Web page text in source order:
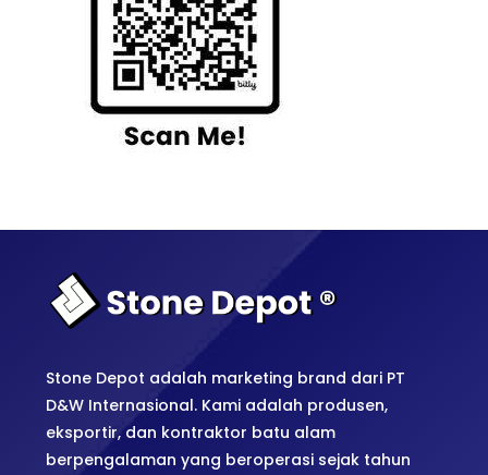
Stone Depot adalah marketing brand dari PT
D&W Internasional. Kami adalah produsen,
eksportir, dan kontraktor batu alam
berpengalaman yang beroperasi sejak tahun